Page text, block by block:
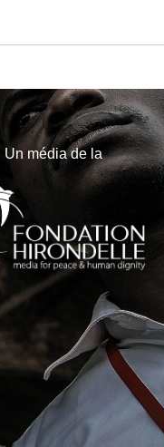
Un média de la